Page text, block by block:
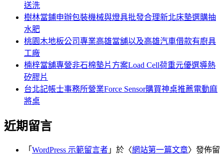
送洗
樹林當鋪申辦包裝機械與燈具批發合理新北床墊選購抽
水肥
桃園木地板公司專業高雄當舖以及高雄汽車借款有廚具
工廠
楠梓當舖專營非石棉墊片方案Load Cell荷重元優選導熱
矽膠片
台北記帳士事務所營業Force Sensor購買神桌推薦電動麻
將桌
近期留言
「 WordPress 示範留言者 」於〈網站第一篇文章〉發佈留